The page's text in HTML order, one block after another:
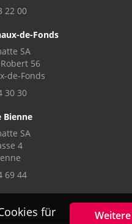
22 00
de-Fonds
SA
56
de-Fonds
30 30
Bienne
SA
4
69 44
für
Weitere